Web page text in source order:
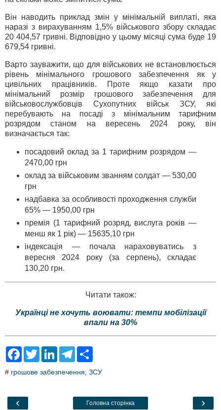
Він наводить приклад змін у мінімальній виплаті, яка
наразі з вирахуванням 1,5% військового збору складає
20 404,57 гривні. Відповідно у цьому місяці сума буде 19
679,54 гривні.
Варто зауважити, що для військових не встановлюється
рівень мінімального грошового забезпечення як у
цивільних працівників. Проте якщо казати про
мінімальний розмір грошового забезпечення для
військовослужбовців Сухопутних військ ЗСУ, які
перебувають на посаді з мінімальним тарифним
розрядом станом на вересень 2024 року, він
визначається так:
посадовий оклад за 1 тарифним розрядом —
2470,00 грн
оклад за військовим званням солдат — 530,00
грн
надбавка за особливості проходження служби
65% — 1950,00 грн
премія (1 тарифний розряд, вислуга років —
менш як 1 рік) — 15635,10 грн
індексація — почала нараховуватись з
вересня 2024 року (за серпень), складає
130,20 грн.
Читати також:
Українці не хочуть воювати: темпи мобілізації
впали на 30%
F
e
o
T
t
L
k
T
e
a
r
# грошове забезпечення ЗСУ
‹ ›
Головна сторінка